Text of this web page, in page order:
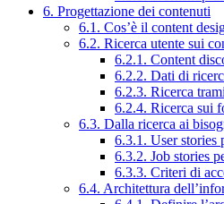
6. Progettazione dei contenuti
6.1. Cos’è il content
6.2. Ricerca utente sui
6.2.1. Content
6.2.2. Dati di
6.2.3. Ricerca
6.2.4. Ricerca sui
6.3. Dalla ricerca ai
6.3.1. User stories
6.3.2. Job stories
6.3.3. Criteri di
6.4. Architettura